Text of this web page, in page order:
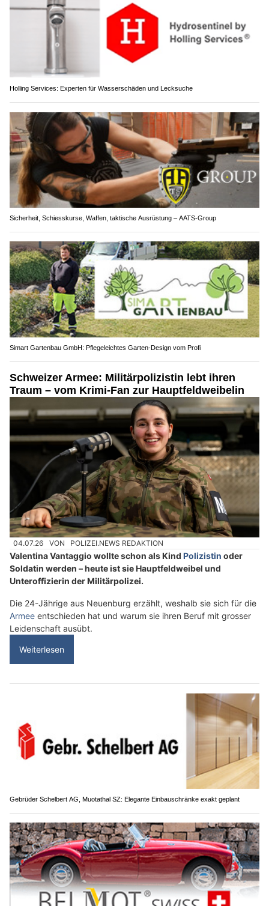
Holling Services: Experten für Wasserschäden und Lecksuche
Sicherheit, Schiesskurse, Waffen, taktische Ausrüstung – AATS-Group
Simart Gartenbau GmbH: Pflegeleichtes Garten-Design vom Profi
Schweizer Armee: Militärpolizistin lebt ihren
Traum – vom Krimi-Fan zur Hauptfeldweibelin
04.07.26 VON POLIZEI.NEWS REDAKTION
Valentina Vantaggio wollte schon als Kind Polizistin oder
Soldatin werden – heute ist sie Hauptfeldweibel und
Unteroffizierin der Militärpolizei.
Die 24-Jährige aus Neuenburg erzählt, weshalb sie sich für die
Armee entschieden hat und warum sie ihren Beruf mit grosser
Leidenschaft ausübt.
Weiterlesen
Gebrüder Schelbert AG, Muotathal SZ: Elegante Einbauschränke exakt geplant